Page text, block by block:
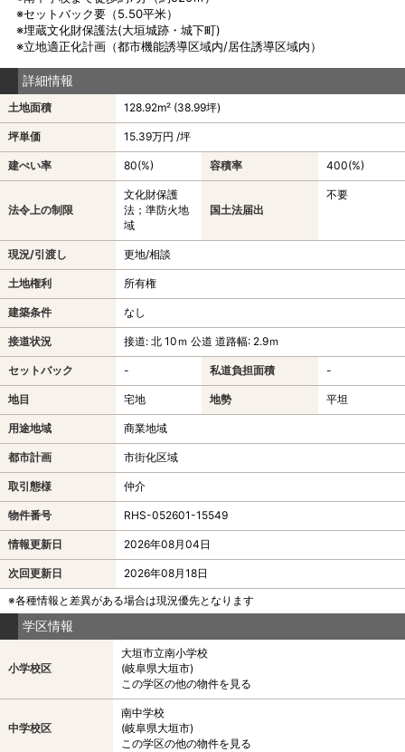
※セットバック要（5.50平米）
※埋蔵文化財保護法(大垣城跡・城下町)
※立地適正化計画（都市機能誘導区域内/居住誘導区域内）
詳細情報
土地面積 128.92m² (38.99坪)
坪単価 15.39万円 /坪
建ぺい率 80(%) 容積率 400(%)
法令上の制限
文化財保護
法；準防火地
域
国土法届出
不要
現況/引渡し 更地/相談
土地権利 所有権
建築条件 なし
接道状況 接道: 北 10ｍ 公道 道路幅: 2.9ｍ
セットバック - 私道負担面積 -
地目 宅地 地勢 平坦
用途地域 商業地域
都市計画 市街化区域
取引態様 仲介
物件番号 RHS-052601-15549
情報更新日 2026年08月04日
次回更新日
2026年08月18日
※各種情報と差異がある場合は現況優先となります
学区情報
小学校区
大垣市立南小学校
(岐阜県大垣市)
この学区の他の物件を見る
中学校区
南中学校
(岐阜県大垣市)
この学区の他の物件を見る